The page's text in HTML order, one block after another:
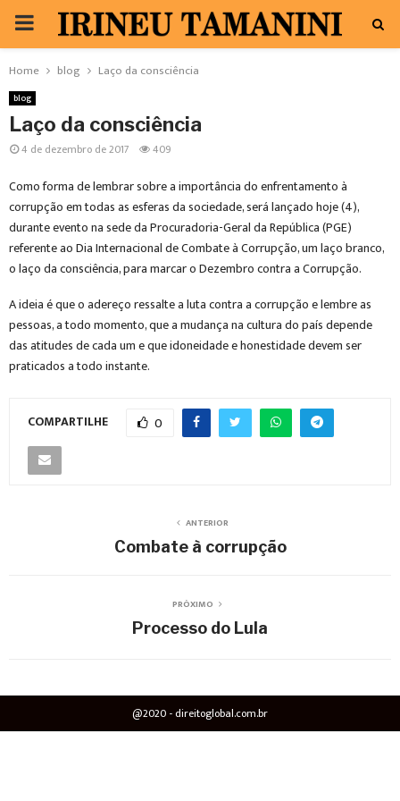
PRIMARY
MENU
Home blog Laço da consciência
blog
Laço da consciência
4 de dezembro de 2017 409
Como forma de lembrar sobre a importância do enfrentamento à
corrupção em todas as esferas da sociedade, será lançado hoje (4),
durante evento na sede da Procuradoria-Geral da República (PGE)
referente ao Dia Internacional de Combate à Corrupção, um laço branco,
o laço da consciência, para marcar o Dezembro contra a Corrupção.
A ideia é que o adereço ressalte a luta contra a corrupção e lembre as
pessoas, a todo momento, que a mudança na cultura do país depende
das atitudes de cada um e que idoneidade e honestidade devem ser
praticados a todo instante.
COMPARTILHE 0
ANTERIOR
Combate à corrupção
PRÓXIMO
Processo do Lula
@2020 - direitoglobal.com.br